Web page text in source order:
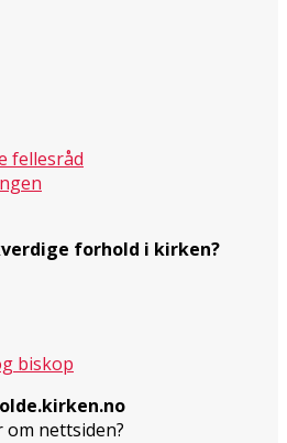
fellesråd
forhold i kirken?
biskop
nettsiden?